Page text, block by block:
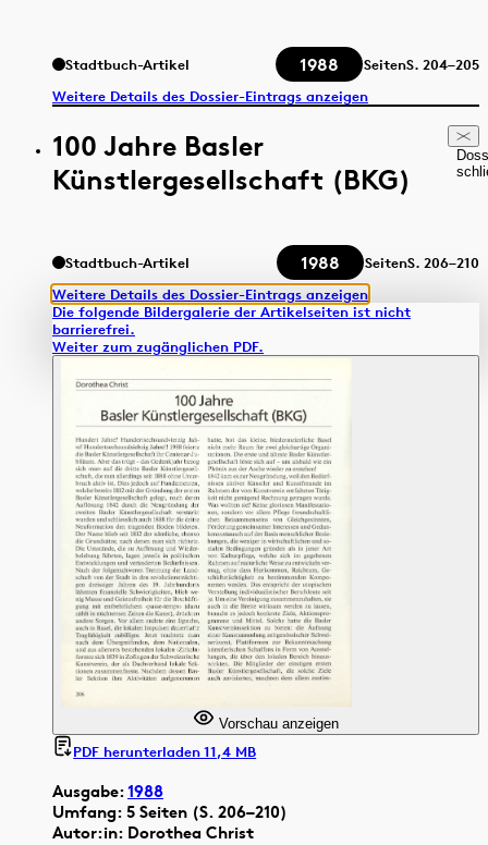
Stadtbuch-Artikel 1988 SeitenS. 204–205
Weitere Details des Dossier-Eintrags anzeigen
100 Jahre Basler
Künstlergesellschaft (BKG)
Stadtbuch-Artikel 1988 SeitenS. 206–210
Weitere Details des Dossier-Eintrags anzeigen
Ausgabe:1988
Umfang: 5 Seiten (S. 206–210)
Autor:in: Dorothea Christ
Die folgende Bildergalerie der Artikelseiten ist nicht
barrierefrei.
Weiter zum zugänglichen PDF.
Vorschau anzeigen
PDF herunterladen 11,4 MB